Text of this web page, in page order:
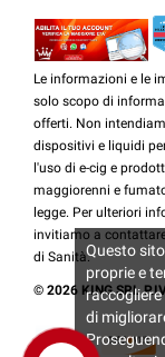
Le informazioni e le
solo scopo di
offerti. Non
dispositivi e liquidi
l'uso di e-cig e
maggiorenni e
legge. Per ulteriori
invitiamo a
di Sanità.
© 2026 KING SRL
Questo
proprie e
di